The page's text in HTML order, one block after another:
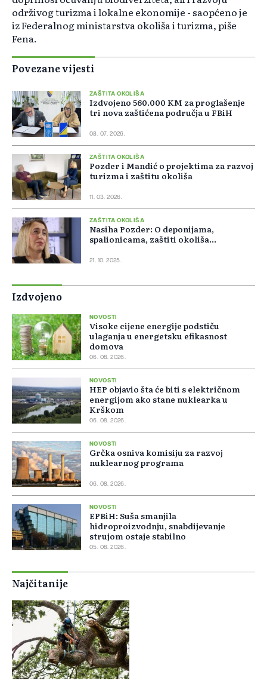
održivog turizma i lokalne ekonomije - saopćeno je
iz Federalnog ministarstva okoliša i turizma, piše
Fena.
Povezane vijesti
ZAŠTITA OKOLIŠA
Izdvojeno 560.000 KM za proglašenje
tri nova zaštićena područja u FBiH
08. 07. 2026.
ZAŠTITA OKOLIŠA
Pozder i Mandić o projektima za razvoj
turizma i zaštitu okoliša
11. 03. 2026.
ZAŠTITA OKOLIŠA
Nasiha Pozder: O deponijama,
spalionicama, zaštiti okoliša...
21. 10. 2025.
Izdvojeno
NOVOSTI
Visoke cijene energije podstiču
ulaganja u energetsku efikasnost
domova
06. 08. 2026.
NOVOSTI
HEP objavio šta će biti s električnom
energijom ako stane nuklearka u
Krškom
06. 08. 2026.
NOVOSTI
Grčka osniva komisiju za razvoj
nuklearnog programa
06. 08. 2026.
NOVOSTI
EPBiH: Suša smanjila
hidroproizvodnju, snabdijevanje
strujom ostaje stabilno
05. 08. 2026.
Najčitanije